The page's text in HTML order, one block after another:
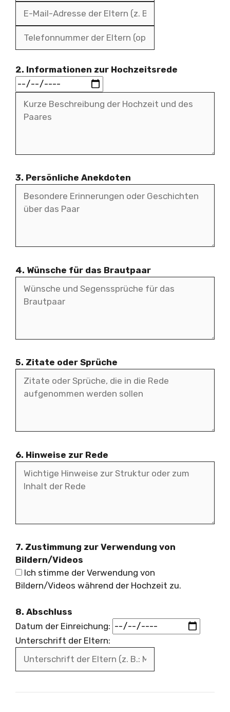
2. Informationen zur Hochzeitsrede
3. Persönliche Anekdoten
4. Wünsche für das Brautpaar
5. Zitate oder Sprüche
6. Hinweise zur Rede
7. Zustimmung zur Verwendung von
Bildern/Videos
Ich stimme der Verwendung von
Bildern/Videos während der Hochzeit zu.
8. Abschluss
Datum der Einreichung:
Unterschrift der Eltern: